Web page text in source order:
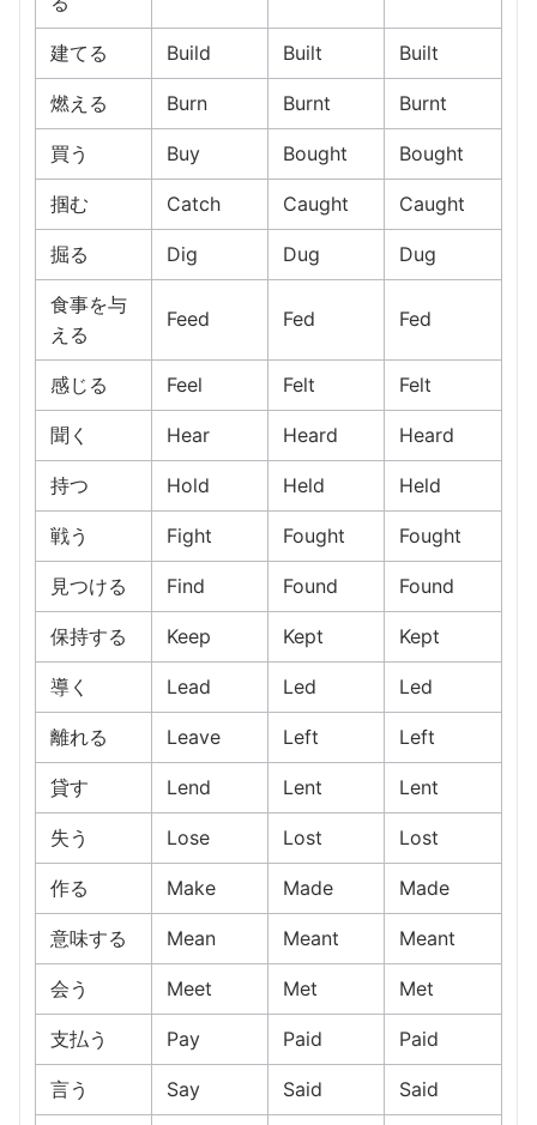
建てる Build Built Built
燃える Burn Burnt Burnt
買う Buy Bought Bought
掴む Catch Caught Caught
掘る Dig Dug Dug
食事を与
える
Feed Fed Fed
感じる Feel Felt Felt
聞く Hear Heard Heard
持つ Hold Held Held
戦う Fight Fought Fought
見つける Find Found Found
保持する Keep Kept Kept
導く Lead Led Led
離れる Leave Left Left
貸す Lend Lent Lent
失う Lose Lost Lost
作る Make Made Made
意味する Mean Meant Meant
会う Meet Met Met
支払う Pay Paid Paid
言う Say Said Said